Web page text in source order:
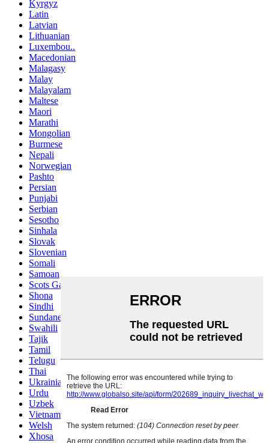
Kyrgyz
Latin
Latvian
Lithuanian
Luxembou..
Macedonian
Malagasy
Malay
Malayalam
Maltese
Maori
Marathi
Mongolian
Burmese
Nepali
Norwegian
Pashto
Persian
Punjabi
Serbian
Sesotho
Sinhala
Slovak
Slovenian
Somali
Samoan
Scots Gaelic
Shona
Sindhi
Sundanese
Swahili
Tajik
Tamil
Telugu
Thai
Ukrainian
Urdu
Uzbek
Vietnamese
Welsh
Xhosa